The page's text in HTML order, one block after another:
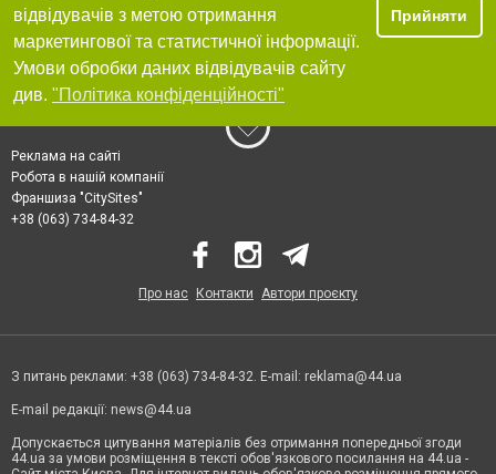
відвідувачів з метою отримання
маркетингової та статистичної інформації.
Умови обробки даних відвідувачів сайту
див. "Політика конфіденційності"
Прийняти
Реклама на сайті
Робота в нашій компанії
Франшиза "CitySites"
+38 (063) 734-84-32
Про нас Контакти Автори проєкту
З питань реклами: +38 (063) 734-84-32. E-mail: reklama@44.ua
E-mail редакції: news@44.ua
Допускається цитування матеріалів без отримання попередньої згоди
44.ua за умови розміщення в тексті обов'язкового посилання на 44.ua -